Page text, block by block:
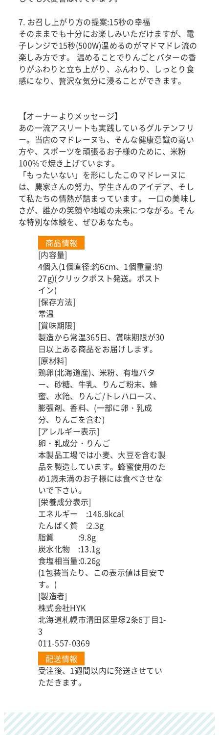
7. お召し上がり方の提案:15秒の幸福
そのままでも十分にお楽しみいただけますが、電
子レンジで15秒(500W)温めるのがマドマドレ流の
楽しみ方です。 温めることでりんごとバターの香
りがふわりと立ち上がり、ふんわり、しっとり食
感になり、贅沢な気分に浸ることができます。
【オーナーよりメッセージ】
あの一流アスリートも実践しているグルテンフリ
ー。当店のマドレーヌも、そんな健康意識の高い
方や、スポーツを頑張るお子様のために、米粉
100%で焼き上げています。
「もったいない」を形にしたこのマドレーヌに
は、農家さんの努力、学生さんのアイデア、そし
て私たちの情熱が詰まっています。 一口の美味し
さが、誰かの笑顔や地域の未来につながる。そん
な特別な体験を、ぜひあなたも。
商品情報
[内容量]
4個入(1個直径:約6cm、1個重量:約
27g)(クリックポスト発送。ポスト
イン)
[保存方法]
常温
[賞味期限]
製造から常温365日、賞味期限が30
日以上ある商品をお届けします。
[原材料]
鶏卵(北海道産)、米粉、有塩バタ
ー、砂糖、牛乳、りんご粉末、蜂
蜜、水飴、りんご/トレハロース、
膨張剤、香料、(一部に卵・乳成
分、りんごを含む)
[アレルギー表示]
卵・乳成分・りんご
本製品工場では小麦、大豆を含む製
品を製造しています。蜂蜜使用のた
め1歳未満のお子様には食べさせな
いで下さい。
[栄養成分表示]
エネルギー :146.8kcal
たんぱく質 :2.3g
脂質 :9.8g
炭水化物 :13.1g
食塩相当量:0.26g
(1包装当たり、この表示値は目安で
す。)
[製造者]
株式会社HYK
北海道札幌市清田区里塚2条6丁目1-
3
011-557-0369
配送情報
受注後、1週間以内に発送させてい
ただきます。